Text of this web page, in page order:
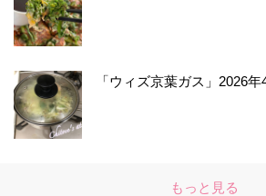
「ウィズ京葉ガス」2026
もっと見る